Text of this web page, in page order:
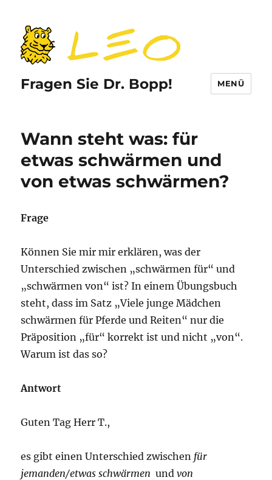
Fragen Sie Dr. Bopp! MENÜ
Wann steht was: für
etwas schwärmen und
von etwas schwärmen?
Frage
Können Sie mir mir erklären, was der
Unterschied zwischen „schwärmen für“ und
„schwärmen von“ ist? In einem Übungsbuch
steht, dass im Satz „Viele junge Mädchen
schwärmen für Pferde und Reiten“ nur die
Präposition „für“ korrekt ist und nicht „von“.
Warum ist das so?
Antwort
Guten Tag Herr T.,
es gibt einen Unterschied zwischen für
jemanden/etwas schwärmen undvon